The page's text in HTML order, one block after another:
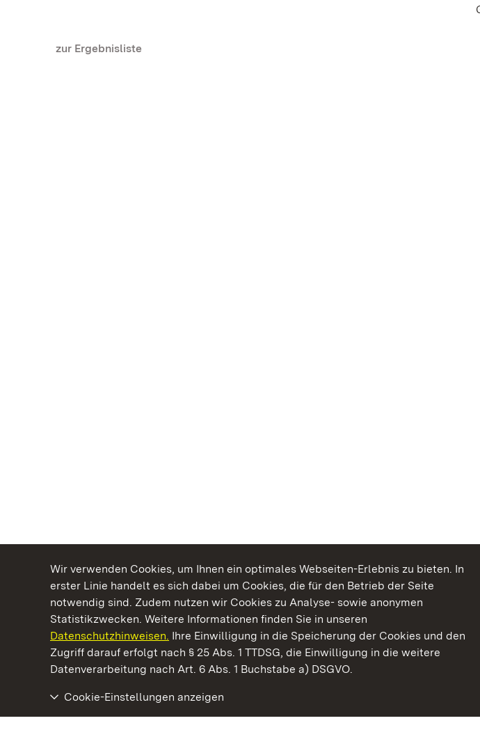
Wir verwenden Cookies, um Ihnen ein optimales Webseiten-Erlebnis zu bieten. In
erster Linie handelt es sich dabei um Cookies, die für den Betrieb der Seite
notwendig sind. Zudem nutzen wir Cookies zu Analyse- sowie anonymen
Statistikzwecken. Weitere Informationen finden Sie in unseren
Datenschutzhinweisen. Ihre Einwilligung in die Speicherung der Cookies und den
Zugriff darauf erfolgt nach § 25 Abs. 1 TTDSG, die Einwilligung in die weitere
Datenverarbeitung nach Art. 6 Abs. 1 Buchstabe a) DSGVO.
Cookie-Einstellungen anzeigen
zur Ergebnisliste
Kommen. Staunen. Genießen.